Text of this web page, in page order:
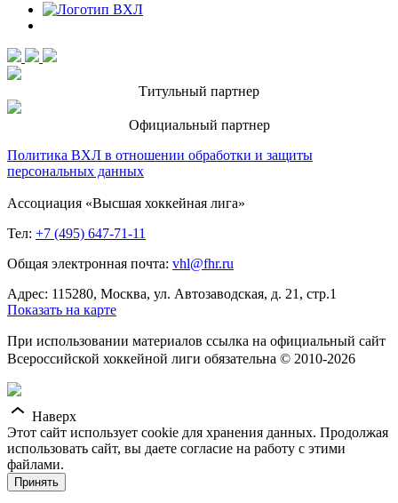
Титульный партнер
Официальный партнер
Политика ВХЛ в отношении обработки и защиты
персональных данных
Ассоциация «Высшая хоккейная лига»
Тел: +7 (495) 647-71-11
Общая электронная почта: vhl@fhr.ru
Адрес: 115280, Москва, ул. Автозаводская, д. 21, стр.1
Показать на карте
При использовании материалов ссылка на официальный сайт
Всероссийской хоккейной лиги обязательна © 2010-2026
Наверх
Этот сайт использует cookie для хранения данных. Продолжая
использовать сайт, вы даете согласие на работу с этими
файлами.
Принять